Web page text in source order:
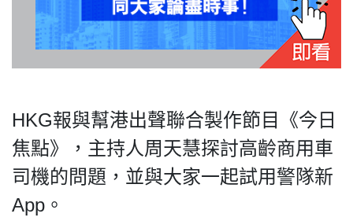
2018
For
HK.
rights
reserved.
HKG報與幫港出聲聯合製作節目《今日
焦點》，主持人周天慧探討高齡商用車
司機的問題，並與大家一起試用警隊新
App。